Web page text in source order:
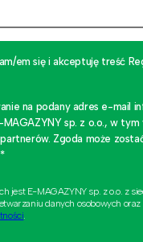
em się i akceptuję treść
na podany adres e-mail
MAGAZYNY sp. z o.o., w
partnerów. Zgoda może
jest E-MAGAZYNY sp. z o.o. z
danych osobowych
.